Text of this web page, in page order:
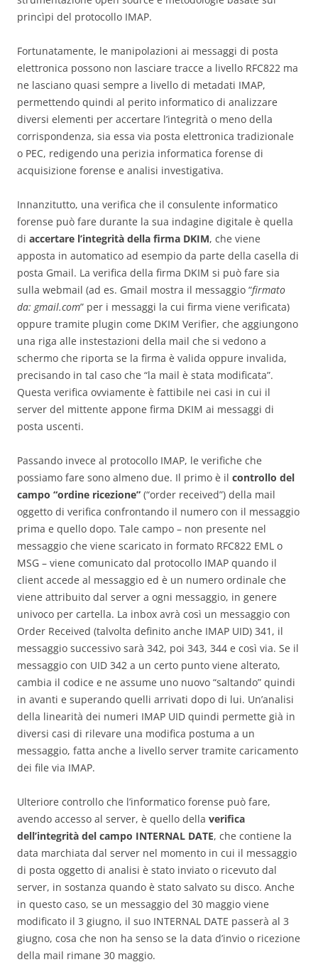
princìpi del protocollo IMAP.
Fortunatamente, le manipolazioni ai messaggi di posta
elettronica possono non lasciare tracce a livello RFC822 ma
ne lasciano quasi sempre a livello di metadati IMAP,
permettendo quindi al perito informatico di analizzare
diversi elementi per accertare l’integrità o meno della
corrispondenza, sia essa via posta elettronica tradizionale
o PEC, redigendo una perizia informatica forense di
acquisizione forense e analisi investigativa.
Innanzitutto, una verifica che il consulente informatico
forense può fare durante la sua indagine digitale è quella
di accertare l’integrità della firma DKIM, che viene
apposta in automatico ad esempio da parte della casella di
posta Gmail. La verifica della firma DKIM si può fare sia
sulla webmail (ad es. Gmail mostra il messaggio “firmato
da: gmail.com” per i messaggi la cui firma viene verificata)
oppure tramite plugin come DKIM Verifier, che aggiungono
una riga alle instestazioni della mail che si vedono a
schermo che riporta se la firma è valida oppure invalida,
precisando in tal caso che “la mail è stata modificata”.
Questa verifica ovviamente è fattibile nei casi in cui il
server del mittente appone firma DKIM ai messaggi di
posta uscenti.
Passando invece al protocollo IMAP, le verifiche che
possiamo fare sono almeno due. Il primo è il controllo del
campo “ordine ricezione” (“order received”) della mail
oggetto di verifica confrontando il numero con il messaggio
prima e quello dopo. Tale campo – non presente nel
messaggio che viene scaricato in formato RFC822 EML o
MSG – viene comunicato dal protocollo IMAP quando il
client accede al messaggio ed è un numero ordinale che
viene attribuito dal server a ogni messaggio, in genere
univoco per cartella. La inbox avrà così un messaggio con
Order Received (talvolta definito anche IMAP UID) 341, il
messaggio successivo sarà 342, poi 343, 344 e così via. Se il
messaggio con UID 342 a un certo punto viene alterato,
cambia il codice e ne assume uno nuovo “saltando” quindi
in avanti e superando quelli arrivati dopo di lui. Un’analisi
della linearità dei numeri IMAP UID quindi permette già in
diversi casi di rilevare una modifica postuma a un
messaggio, fatta anche a livello server tramite caricamento
dei file via IMAP.
Ulteriore controllo che l’informatico forense può fare,
avendo accesso al server, è quello della verifica
dell’integrità del campo INTERNAL DATE, che contiene la
data marchiata dal server nel momento in cui il messaggio
di posta oggetto di analisi è stato inviato o ricevuto dal
server, in sostanza quando è stato salvato su disco. Anche
in questo caso, se un messaggio del 30 maggio viene
modificato il 3 giugno, il suo INTERNAL DATE passerà al 3
giugno, cosa che non ha senso se la data d’invio o ricezione
della mail rimane 30 maggio.